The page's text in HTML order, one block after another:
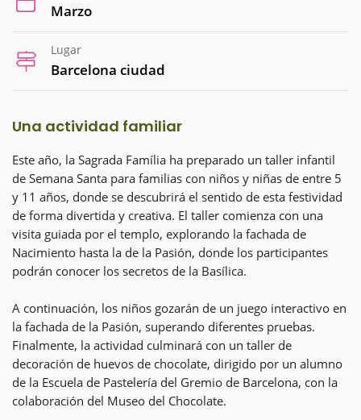
Marzo
Lugar
Barcelona ciudad
Una actividad familiar
Este año, la Sagrada Família ha preparado un taller infantil
de Semana Santa para familias con niños y niñas de entre 5
y 11 años, donde se descubrirá el sentido de esta festividad
de forma divertida y creativa. El taller comienza con una
visita guiada por el templo, explorando la fachada de
Nacimiento hasta la de la Pasión, donde los participantes
podrán conocer los secretos de la Basílica.
A continuación, los niños gozarán de un juego interactivo en
la fachada de la Pasión, superando diferentes pruebas.
Finalmente, la actividad culminará con un taller de
decoración de huevos de chocolate, dirigido por un alumno
de la Escuela de Pastelería del Gremio de Barcelona, con la
colaboración del Museo del Chocolate.